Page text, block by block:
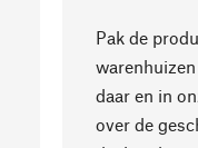
Pak de
daar en in
over de